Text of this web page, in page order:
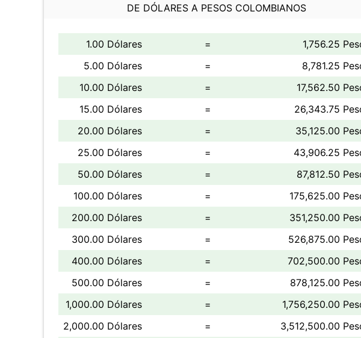
DE DÓLARES A PESOS COLOMBIANOS
1.00 Dólares =
1,756.25
5.00 Dólares
=
8,781.25
10.00 Dólares
=
17,562.50
15.00 Dólares
=
26,343.75
20.00 Dólares
=
35,125.00
25.00 Dólares
=
43,906.25
50.00 Dólares
=
87,812.50
100.00 Dólares
=
175,625.00
200.00 Dólares
=
351,250.00
300.00 Dólares
=
526,875.00
400.00 Dólares
=
702,500.00
500.00 Dólares
=
878,125.00
1,000.00 Dólares
=
1,756,250.00
2,000.00 Dólares
= 3,512,500.00